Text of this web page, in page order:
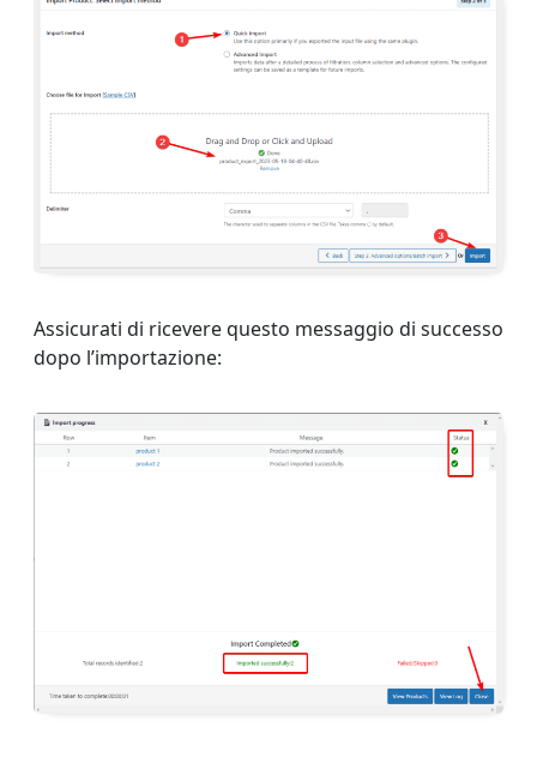
Assicurati di ricevere questo messaggio di successo
dopo l’importazione: